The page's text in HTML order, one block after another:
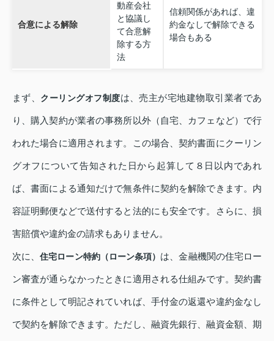
合意による解除
動産会社
と協議し
て合意解
除する方
法
信頼関係があれば、違
約金なしで解除できる
場合もある
まず、 クーリングオフ制度は、売主が宅地建物取引業者であ
り、購入契約が業者の事務所以外（自宅、カフェなど）で行
われた場合に適用されます。この場合、契約書面にクーリン
グオフについて告知された日から起算して８日以内であれ
ば、書面による通知だけで無条件に契約を解除できます。内
容証明郵便などで送付すると法的にも安全です。さらに、損
害賠償や違約金の請求もありません。
次に、住宅ローン特約（ローン条項） は、金融機関の住宅ロー
ン審査が通らなかったときに適用される仕組みです。契約書
に条件として明記されていれば、手付金の返還や違約金なし
で契約を解除できます。ただし、融資先銀行、融資金額、期